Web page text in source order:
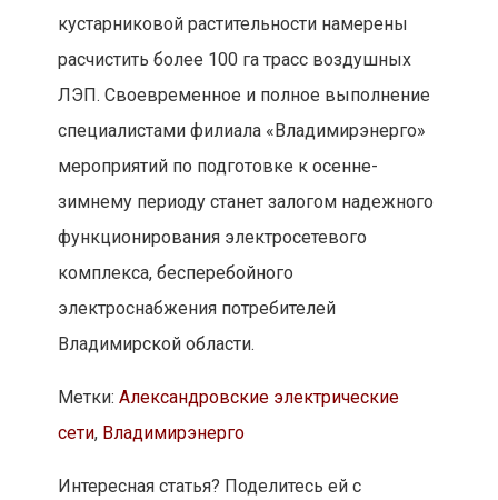
кустарниковой растительности намерены
расчистить более 100 га трасс воздушных
ЛЭП. Своевременное и полное выполнение
специалистами филиала «Владимирэнерго»
мероприятий по подготовке к осенне-
зимнему периоду станет залогом надежного
функционирования электросетевого
комплекса, бесперебойного
электроснабжения потребителей
Владимирской области.
Метки: Александровские электрические
сети, Владимирэнерго
Интересная статья? Поделитесь ей с